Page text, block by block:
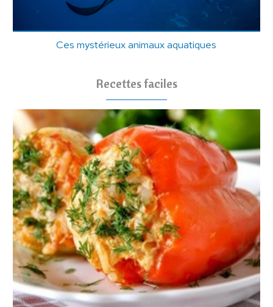
Ces mystérieux animaux aquatiques
Recettes faciles